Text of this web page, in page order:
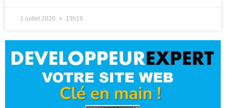
1 juillet 2026 13h16